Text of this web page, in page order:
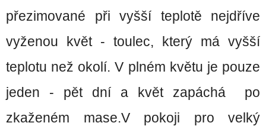
přezimované při vyšší teplotě nejdříve
vyženou květ - toulec, který má vyšší
teplotu než okolí. V plném květu je pouze
jeden - pět dní a květ zapáchá po
zkaženém mase.V pokoji pro velký